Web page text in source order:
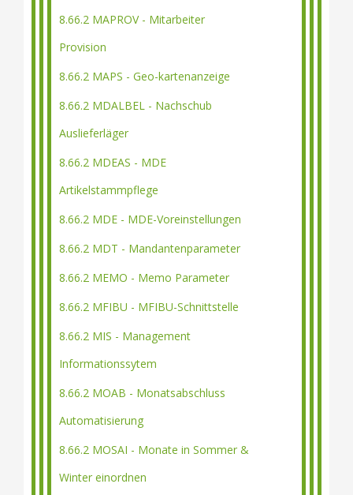
8.66.2 MAPROV - Mitarbeiter
Provision
8.66.2 MAPS - Geo-kartenanzeige
8.66.2 MDALBEL - Nachschub
Auslieferläger
8.66.2 MDEAS - MDE
Artikelstammpflege
8.66.2 MDE - MDE-Voreinstellungen
8.66.2 MDT - Mandantenparameter
8.66.2 MEMO - Memo Parameter
8.66.2 MFIBU - MFIBU-Schnittstelle
8.66.2 MIS - Management
Informationssytem
8.66.2 MOAB - Monatsabschluss
Automatisierung
8.66.2 MOSAI - Monate in Sommer &
Winter einordnen